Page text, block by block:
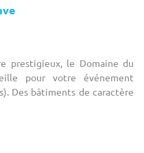
prestigieux, le Domaine du
pour votre événement
Des bâtiments de caractère